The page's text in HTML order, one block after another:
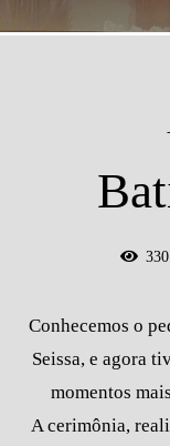
330
Conhecemos o
Seissa, e agora
momentos
A cerimônia,